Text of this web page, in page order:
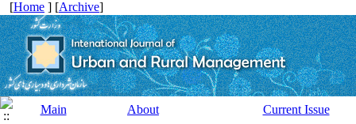
[Home ] [Archive]
Main About Current Issue